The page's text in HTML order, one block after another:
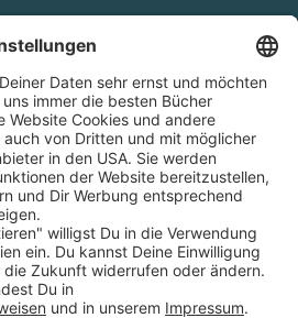
9,00 € Bestellwert innerhalb